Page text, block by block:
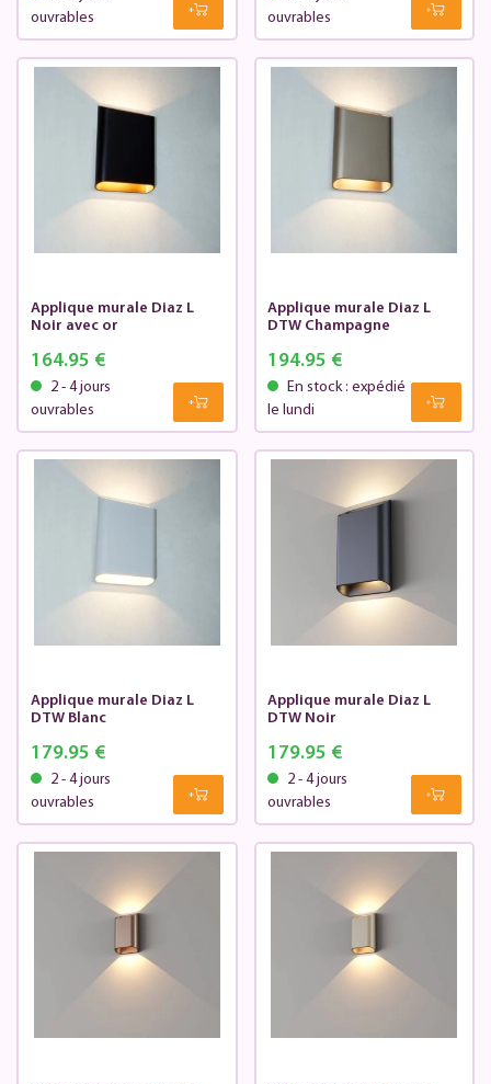
ouvrables
ouvrables
Applique murale Diaz L
Noir avec or
164.95 €
2 - 4 jours
ouvrables
Applique murale Diaz L
DTW Champagne
194.95 €
En stock : expédié
le lundi
Applique murale Diaz L
DTW Blanc
179.95 €
2 - 4 jours
ouvrables
Applique murale Diaz L
DTW Noir
179.95 €
2 - 4 jours
ouvrables